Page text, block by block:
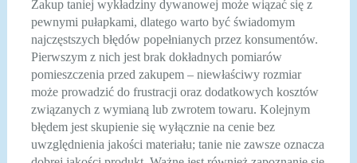
Zakup taniej wykładziny dywanowej może wiązać się z
pewnymi pułapkami, dlatego warto być świadomym
najczęstszych błędów popełnianych przez konsumentów.
Pierwszym z nich jest brak dokładnych pomiarów
pomieszczenia przed zakupem – niewłaściwy rozmiar
może prowadzić do frustracji oraz dodatkowych kosztów
związanych z wymianą lub zwrotem towaru. Kolejnym
błędem jest skupienie się wyłącznie na cenie bez
uwzględnienia jakości materiału; tanie nie zawsze oznacza